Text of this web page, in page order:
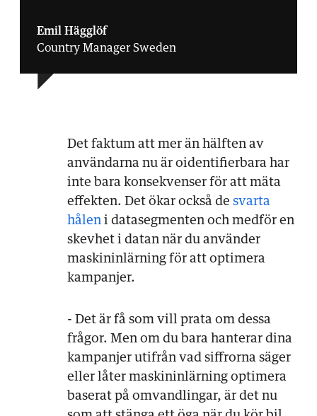
Emil Hägglöf
Country Manager Sweden
Det faktum att mer än hälften av
användarna nu är oidentifierbara har
inte bara konsekvenser för att mäta
effekten. Det ökar också desvarta
hålen i datasegmenten och medför en
skevhet i datan när du använder
maskininlärning för att optimera
kampanjer.
- Det är få som vill prata om dessa
frågor. Men om du bara hanterar dina
kampanjer utifrån vad siffrorna säger
eller låter maskininlärning optimera
baserat på omvandlingar, är det nu